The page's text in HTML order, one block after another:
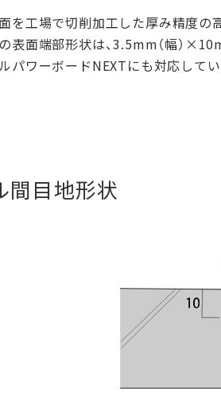
を工場で切削加工した厚み精度の
表面端部形状は、3.5mm（幅）
パワーボードNEXTにも対応してい
間目地形状